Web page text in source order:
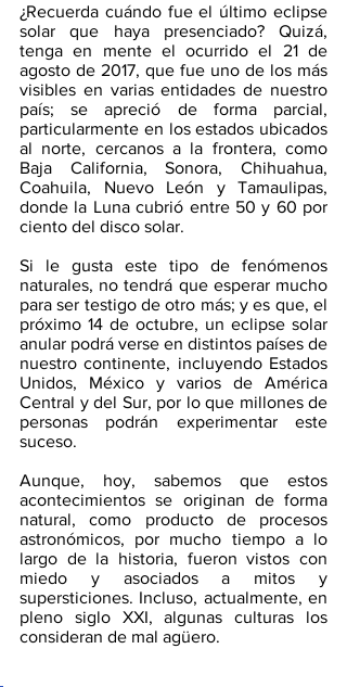
¿Recuerda cuándo fue el último eclipse
solar que haya presenciado? Quizá,
tenga en mente el ocurrido el 21 de
agosto de 2017, que fue uno de los más
visibles en varias entidades de nuestro
país; se apreció de forma parcial,
particularmente en los estados ubicados
al norte, cercanos a la frontera, como
Baja California, Sonora, Chihuahua,
Coahuila, Nuevo León y Tamaulipas,
donde la Luna cubrió entre 50 y 60 por
ciento del disco solar.
Si le gusta este tipo de fenómenos
naturales, no tendrá que esperar mucho
para ser testigo de otro más; y es que, el
próximo 14 de octubre, un eclipse solar
anular podrá verse en distintos países de
nuestro continente, incluyendo Estados
Unidos, México y varios de América
Central y del Sur, por lo que millones de
personas podrán experimentar este
suceso.
Aunque, hoy, sabemos que estos
acontecimientos se originan de forma
natural, como producto de procesos
astronómicos, por mucho tiempo a lo
largo de la historia, fueron vistos con
miedo y asociados a mitos y
supersticiones. Incluso, actualmente, en
pleno siglo XXI, algunas culturas los
consideran de mal agüero.